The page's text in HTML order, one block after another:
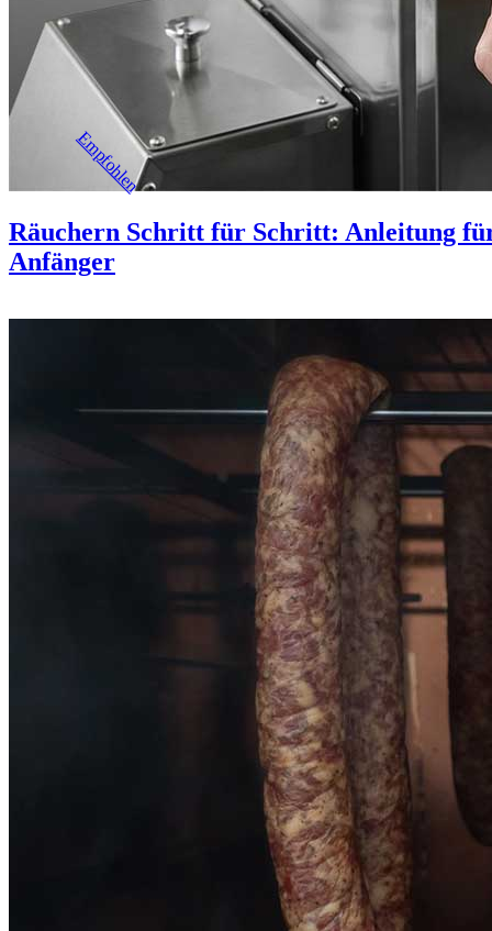
Räuchern Schritt für Schritt: Anleitung
Anfänger
Empfohlen